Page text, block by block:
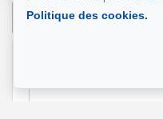
Politique des cookies.